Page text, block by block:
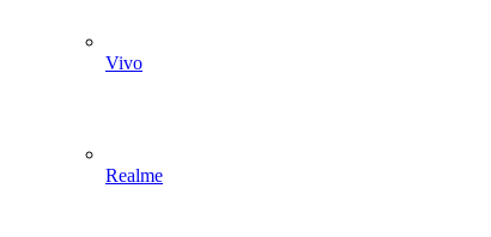
Vivo
Realme